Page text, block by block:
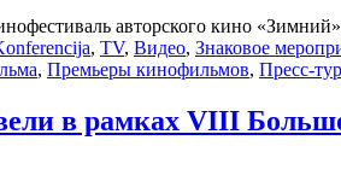
авторского кино
, TV, Видео, Знаковое
, Премьеры кинофильмов, Пресс-тур
в рамках VIII